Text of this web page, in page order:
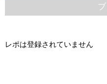
レポは登録されていません